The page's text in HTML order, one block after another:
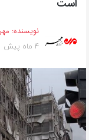
است
نویسنده:
4 ماه پیش